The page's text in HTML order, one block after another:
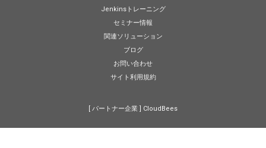
Jenkinsトレーニング
セミナー情報
関連ソリューション
ブログ
お問い合わせ
サイト利用規約
[ パートナー企業 ] CloudBees